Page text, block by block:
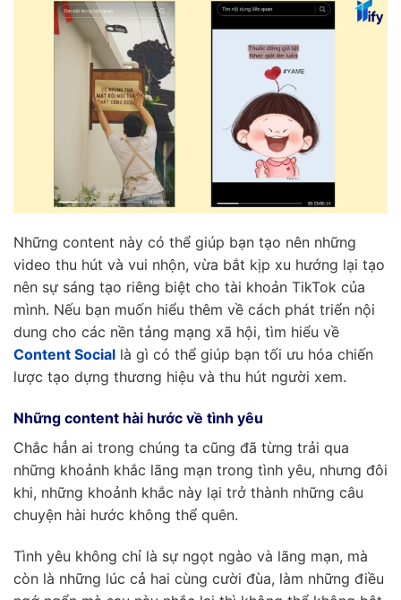
Những content này có thể giúp bạn tạo nên những
video thu hút và vui nhộn, vừa bắt kịp xu hướng lại tạo
nên sự sáng tạo riêng biệt cho tài khoản TikTok của
mình. Nếu bạn muốn hiểu thêm về cách phát triển nội
dung cho các nền tảng mạng xã hội, tìm hiểu về
Content Social là gì có thể giúp bạn tối ưu hóa chiến
lược tạo dựng thương hiệu và thu hút người xem.
Những content hài hước về tình yêu
Chắc hẳn ai trong chúng ta cũng đã từng trải qua
những khoảnh khắc lãng mạn trong tình yêu, nhưng đôi
khi, những khoảnh khắc này lại trở thành những câu
chuyện hài hước không thể quên.
Tình yêu không chỉ là sự ngọt ngào và lãng mạn, mà
còn là những lúc cả hai cùng cười đùa, làm những điều